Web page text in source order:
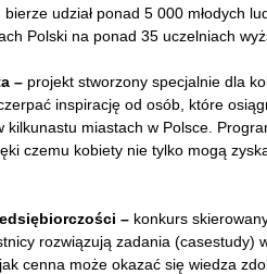
udział ponad 5 000 młodych
Polski na ponad 35 uczelniach
– projekt stworzony specjalnie dla
inspirację od osób, które
kilkunastu miastach w Polsce.
czemu kobiety nie tylko mogą
– konkurs
rozwiązują zadania (casestudy)
cenna może okazać się wiedza